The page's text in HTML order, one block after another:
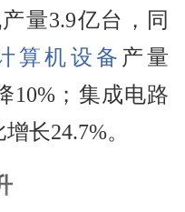
量3.9亿台，同
算机设备 产量
10%；集成电路
长24.7%。